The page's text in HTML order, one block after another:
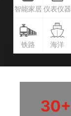
智能家居 仪表仪器
铁路 海洋
30+